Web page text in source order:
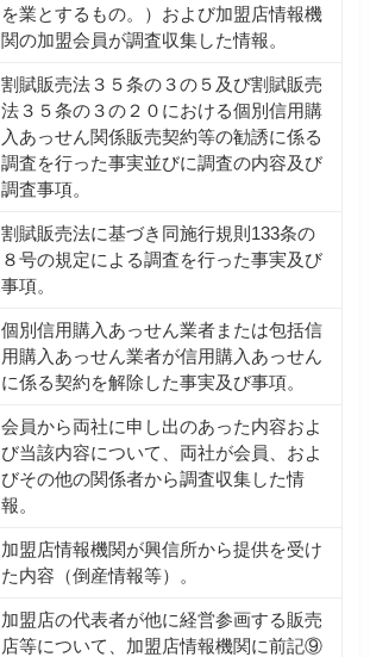
を業とするもの。）および加盟店情報機
関の加盟会員が調査収集した情報。
割賦販売法３５条の３の５及び割賦販売
法３５条の３の２０における個別信用購
入あっせん関係販売契約等の勧誘に係る
調査を行った事実並びに調査の内容及び
調査事項。
割賦販売法に基づき同施行規則133条の
８号の規定による調査を行った事実及び
事項。
個別信用購入あっせん業者または包括信
用購入あっせん業者が信用購入あっせん
に係る契約を解除した事実及び事項。
会員から両社に申し出のあった内容およ
び当該内容について、両社が会員、およ
びその他の関係者から調査収集した情
報。
加盟店情報機関が興信所から提供を受け
た内容（倒産情報等）。
加盟店の代表者が他に経営参画する販売
店等について、加盟店情報機関に前記⑨